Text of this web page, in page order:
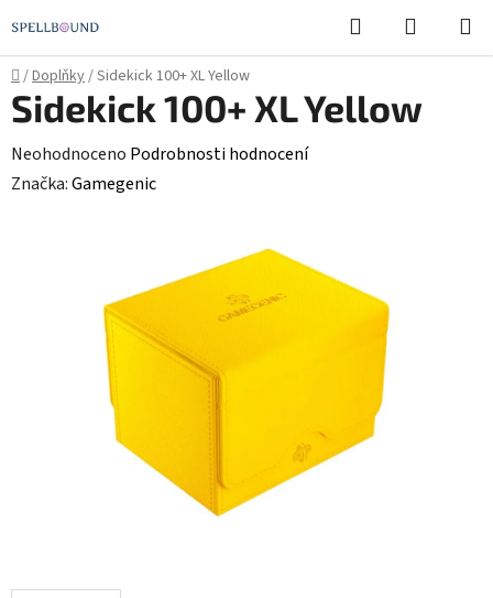
na
obsah
Hledat
KOŠÍK
Domů
/Doplňky/Sidekick 100+ XL Yellow
Sidekick 100+ XL Yellow
Průměrné
hodnocení
Neohodnoceno Podrobnosti hodnocení
Značka:Gamegenic